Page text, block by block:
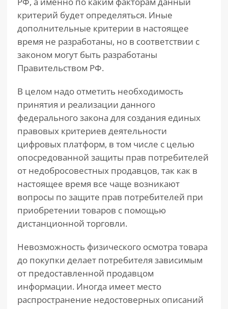
критерий будет определяться. Иные
дополнительные критерии в настоящее
время не разработаны, но в соответствии с
законом могут быть разработаны
Правительством РФ.
В целом надо отметить необходимость
принятия и реализации данного
федерального закона для создания единых
правовых критериев деятельности
цифровых платформ, в том числе с целью
опосредованной защиты прав потребителей
от недобросовестных продавцов, так как в
настоящее время все чаще возникают
вопросы по защите прав потребителей при
приобретении товаров с помощью
дистанционной торговли.
Невозможность физического осмотра товара
до покупки делает потребителя зависимым
от предоставленной продавцом
информации. Иногда имеет место
распространение недостоверных описаний